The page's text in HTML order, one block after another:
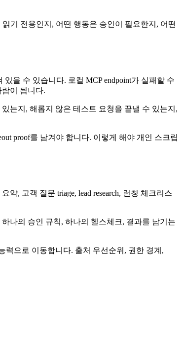
기 전용인지, 어떤 행동은 승인이 필요한지, 어떤
을 수 있습니다. 로컬 MCP endpoint가 실패할 수
이 됩니다.
는지, 해롭지 않은 테스트 요청을 끝낼 수 있는지,
proof를 남겨야 합니다. 이렇게 해야 개인 스크립
, 고객 질문 triage, lead research, 런칭 체크리스
나의 승인 규칙, 하나의 헬스체크, 결과를 남기는
력으로 이동합니다. 출처 우선순위, 권한 경계,